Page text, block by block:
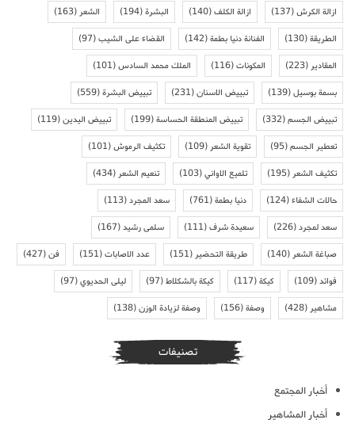
ازالة الكرش(137) ازالة الكلف(140) البشرة(194) الشعر(163)
الطريقة(130) الفنانة دنيا بطمة(142) القضاء على الشيب(97)
المقادير(223) المكونات(116) الملك محمد السادس(101)
بسمة بوسيل(139) تبييض الاسنان(231) تبييض البشرة(559)
تبييض الجسم(332) تبييض المنطقة الحساسة(199) تبييض اليدين(119)
تعطير الجسم(95) تقوية الشعر(109) تكثيف الرموش(101)
تكثيف الشعر(195) تلميع الاواني(103) تنعيم الشعر(434)
حالات الشفاء(124) دنيا بطمة(761) سعد المجرد(113)
سعد لمجرد(226) سعيدة شرف(111) سلمى رشيد(167)
صباغة الشعر(140) طريقة التحضير(151) عدد الاصابات(151) فن(427)
فوائد(109) كيكة(117) كيكة بالشكلاط(97) ليلى الحديوي(97)
مشاهير(428) وصفة(156) وصفة لزيادة الوزن(138)
تصنيفات
أخبار المجتمع
أخبار المشاهير